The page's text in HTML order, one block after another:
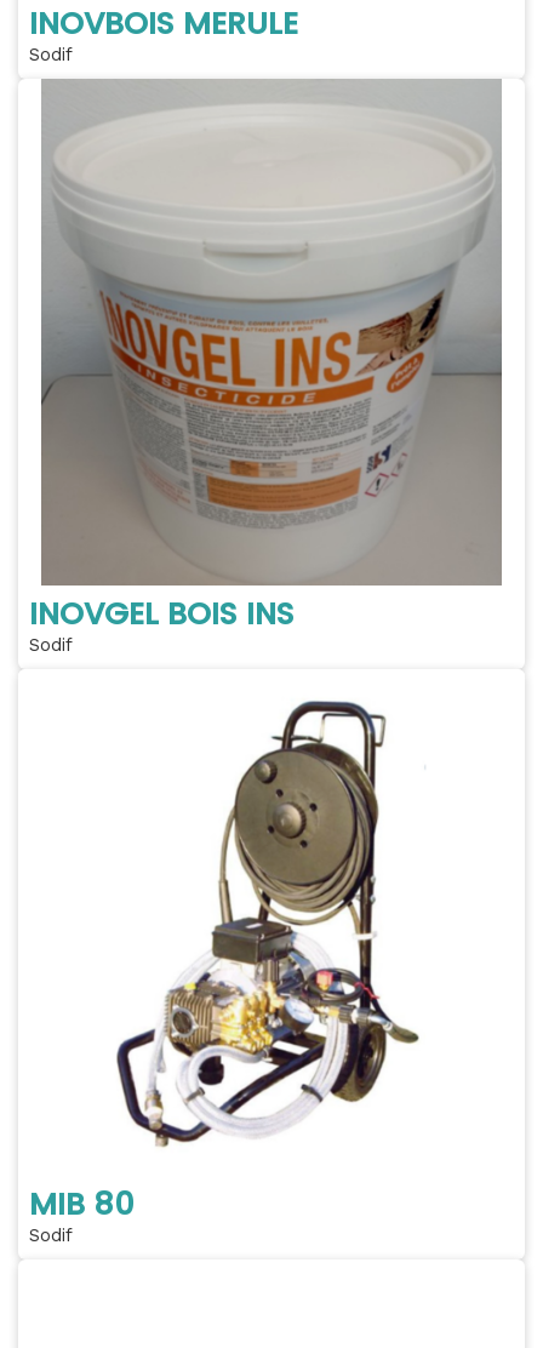
INOVBOIS MERULE
Sodif
INOVGEL BOIS INS
Sodif
MIB 80
Sodif